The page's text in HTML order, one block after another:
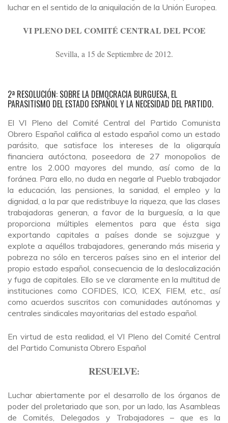
luchar en el sentido de la aniquilación de la Unión Europea.
VI PLENO DEL COMITÉ CENTRAL DEL PCOE
Sevilla, a 15 de Septiembre de 2012.
2ª RESOLUCIÓN: SOBRE LA DEMOCRACIA BURGUESA, EL
PARASITISMO DEL ESTADO ESPAÑOL Y LA NECESIDAD DEL PARTIDO.
El VI Pleno del Comité Central del Partido Comunista
Obrero Español califica al estado español como un estado
parásito, que satisface los intereses de la oligarquía
financiera autóctona, poseedora de 27 monopolios de
entre los 2.000 mayores del mundo, así como de la
foránea. Para ello, no duda en negarle al Pueblo trabajador
la educación, las pensiones, la sanidad, el empleo y la
dignidad, a la par que redistribuye la riqueza, que las clases
trabajadoras generan, a favor de la burguesía, a la que
proporciona múltiples elementos para que ésta siga
exportando capitales a países donde se sojuzgue y
explote a aquéllos trabajadores, generando más miseria y
pobreza no sólo en terceros países sino en el interior del
propio estado español, consecuencia de la deslocalización
y fuga de capitales. Ello se ve claramente en la multitud de
instituciones como COFIDES, ICO, ICEX, FIEM, etc., así
como acuerdos suscritos con comunidades autónomas y
centrales sindicales mayoritarias del estado español.
En virtud de esta realidad, el VI Pleno del Comité Central
del Partido Comunista Obrero Español
RESUELVE:
Luchar abiertamente por el desarrollo de los órganos de
poder del proletariado que son, por un lado, las Asambleas
de Comités, Delegados y Trabajadores – que es la